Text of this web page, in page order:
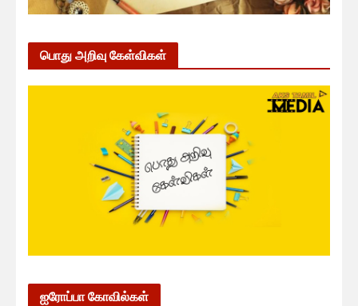
பொது அறிவு கேள்விகள்
ஐரோப்பா கோவில்கள்